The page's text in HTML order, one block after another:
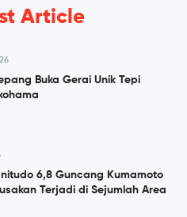
Article
Buka Gerai Unik Tepi
6,8 Guncang Kumamoto
Terjadi di Sejumlah Area